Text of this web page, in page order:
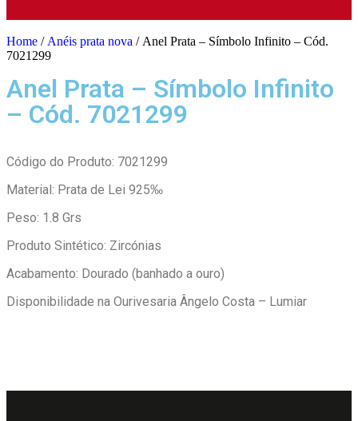
Home / Anéis prata nova / Anel Prata – Símbolo Infinito – Cód.
7021299
Anel Prata – Símbolo Infinito
– Cód. 7021299
Código do Produto: 7021299
Material: Prata de Lei 925‰
Peso: 1.8 Grs
Produto Sintético: Zircónias
Acabamento: Dourado (banhado a ouro)
Disponibilidade na Ourivesaria Ângelo Costa – Lumiar